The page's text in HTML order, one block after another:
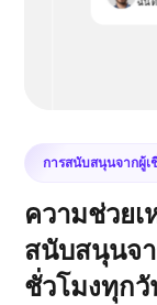
การสนับสนุนจากผู้
ความช่วย
สนับสนุนจ
ชั่วโมงทุก